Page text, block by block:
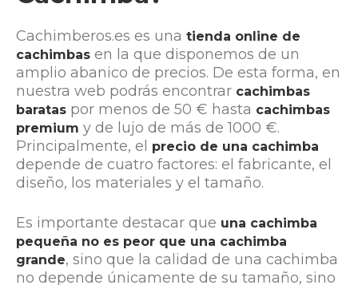
Cachimberos.es es una tienda online de
cachimbas en la que disponemos de un
amplio abanico de precios. De esta forma, en
nuestra web podrás encontrar cachimbas
baratas por menos de 50 € hasta cachimbas
premium y de lujo de más de 1000 €.
Principalmente, el precio de una cachimba
depende de cuatro factores: el fabricante, el
diseño, los materiales y el tamaño.
Es importante destacar que una cachimba
pequeña no es peor que una cachimba
grande, sino que la calidad de una cachimba
no depende únicamente de su tamaño, sino